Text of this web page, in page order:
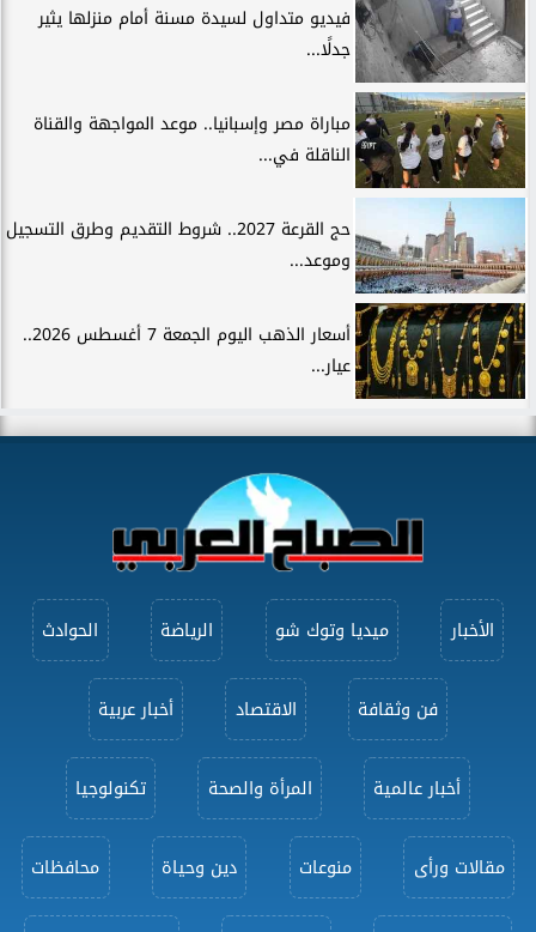
فيديو متداول لسيدة مسنة أمام منزلها يثير
جدلًا...
مباراة مصر وإسبانيا.. موعد المواجهة والقناة
الناقلة في...
حج القرعة 2027.. شروط التقديم وطرق التسجيل
وموعد...
أسعار الذهب اليوم الجمعة 7 أغسطس 2026..
عيار...
الأخبار ميديا وتوك شو الرياضة الحوادث
فن وثقافة الاقتصاد أخبار عربية
أخبار عالمية المرأة والصحة تكنولوجيا
مقالات ورأى منوعات دين وحياة محافظات